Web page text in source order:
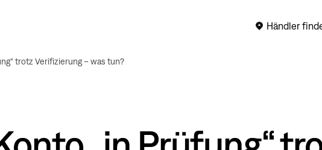
Händler
trotz Verifizierung – was tun?